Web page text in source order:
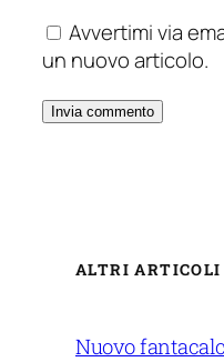
Avvertimi via
un nuovo articolo.
ALTRI ARTICOLI
Nuovo